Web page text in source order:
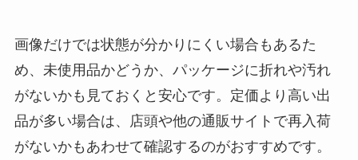
画像だけでは状態が分かりにくい場合もあるた
め、未使用品かどうか、パッケージに折れや汚れ
がないかも見ておくと安心です。定価より高い出
品が多い場合は、店頭や他の通販サイトで再入荷
がないかもあわせて確認するのがおすすめです。